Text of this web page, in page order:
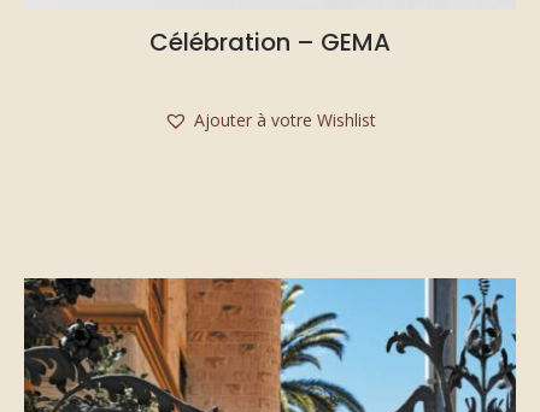
Célébration – GEMA
Ajouter à votre Wishlist